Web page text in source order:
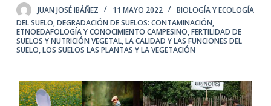
n
d
JUAN JOSÉ IBÁÑEZ 11 MAYO 2022
BIOLOGÍA Y ECOLOGÍA
DEL SUELO,DEGRADACIÓN DE SUELOS: CONTAMINACIÓN,
ETNOEDAFOLOGÍA Y CONOCIMIENTO CAMPESINO,FERTILIDAD DE
SUELOS Y NUTRICIÓN VEGETAL,LA CALIDAD Y LAS FUNCIONES DEL
SUELO,LOS SUELOS LAS PLANTAS Y LA VEGETACIÓN